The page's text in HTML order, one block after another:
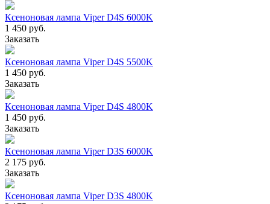
Ксеноновая лампа Viper D4S 6000K
1 450 руб.
Заказать
Ксеноновая лампа Viper D4S 5500K
1 450 руб.
Заказать
Ксеноновая лампа Viper D4S 4800K
1 450 руб.
Заказать
Ксеноновая лампа Viper D3S 6000K
2 175 руб.
Заказать
Ксеноновая лампа Viper D3S 4800K